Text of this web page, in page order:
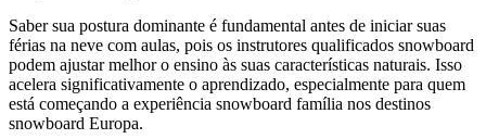
Saber sua postura dominante é fundamental antes de iniciar suas
férias na neve com aulas, pois os instrutores qualificados snowboard
podem ajustar melhor o ensino às suas características naturais. Isso
acelera significativamente o aprendizado, especialmente para quem
está começando a experiência snowboard família nos destinos
snowboard Europa.